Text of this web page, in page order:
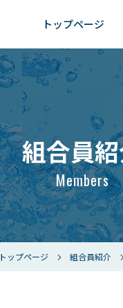
トップページ
組合員
Members
トップページ 組合員紹介